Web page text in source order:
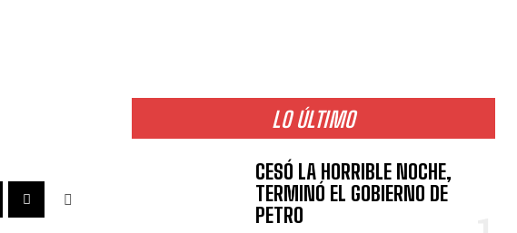
LO ÚLTIMO
CESÓ LA HORRIBLE NOCHE,
TERMINÓ EL GOBIERNO DE
PETRO